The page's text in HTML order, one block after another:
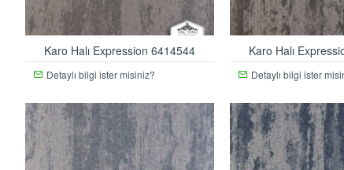
Karo Halı Expression 6414544
Detaylı bilgi ister misiniz?
Karo Halı
Detaylı bilgi ister